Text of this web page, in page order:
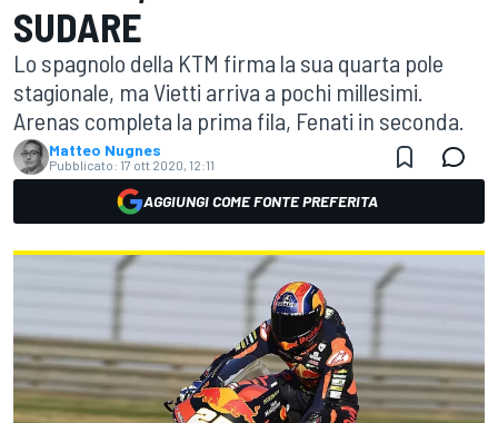
SUDARE
Lo spagnolo della KTM firma la sua quarta pole
stagionale, ma Vietti arriva a pochi millesimi.
Arenas completa la prima fila, Fenati in seconda.
Matteo Nugnes
Pubblicato: 17 ott 2020, 12:11
AGGIUNGI COME FONTE PREFERITA